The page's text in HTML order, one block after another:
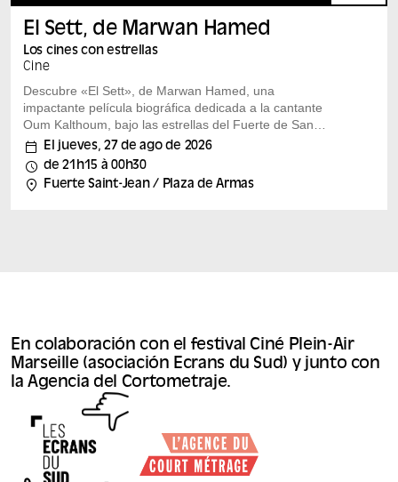
El Sett, de Marwan Hamed
Los cines con estrellas
Cine
Descubre «El Sett», de Marwan Hamed, una
impactante película biográfica dedicada a la cantante
Oum Kalthoum, bajo las estrellas del Fuerte de San
Juan.
El Sett, de Marwan Hamed, 2026, 2 h 35 min – V.O.S.T.
Nacida en un pueblecito a orillas del Nilo, la cantante
Oum Kalthoum se enfrenta a una sociedad
El jueves, 27 de ago de 2026
de 21h15 à 00h30
Fuerte Saint-Jean / Plaza de Armas
En colaboración con el festival Ciné Plein-Air
Marseille (asociación Ecrans du Sud) y junto con
la Agencia del Cortometraje.